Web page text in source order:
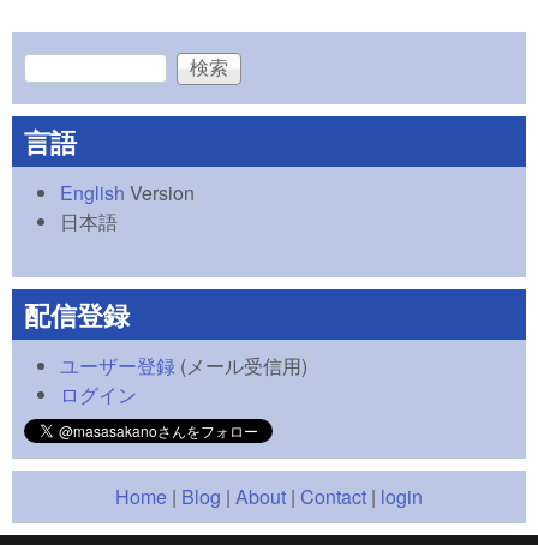
検索フォーム
検索
言語
English Version
日本語
配信登録
ユーザー登録 (メール受信用)
ログイン
Home | Blog | About | Contact | login